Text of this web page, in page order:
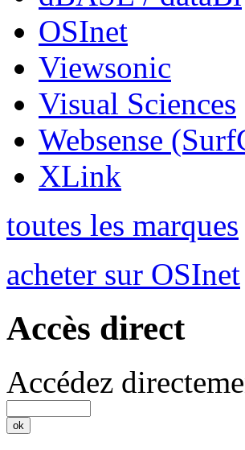
OSInet
Viewsonic
Visual Sciences
Websense
XLink
toutes les marques
acheter sur OSInet
Accès direct
Accédez